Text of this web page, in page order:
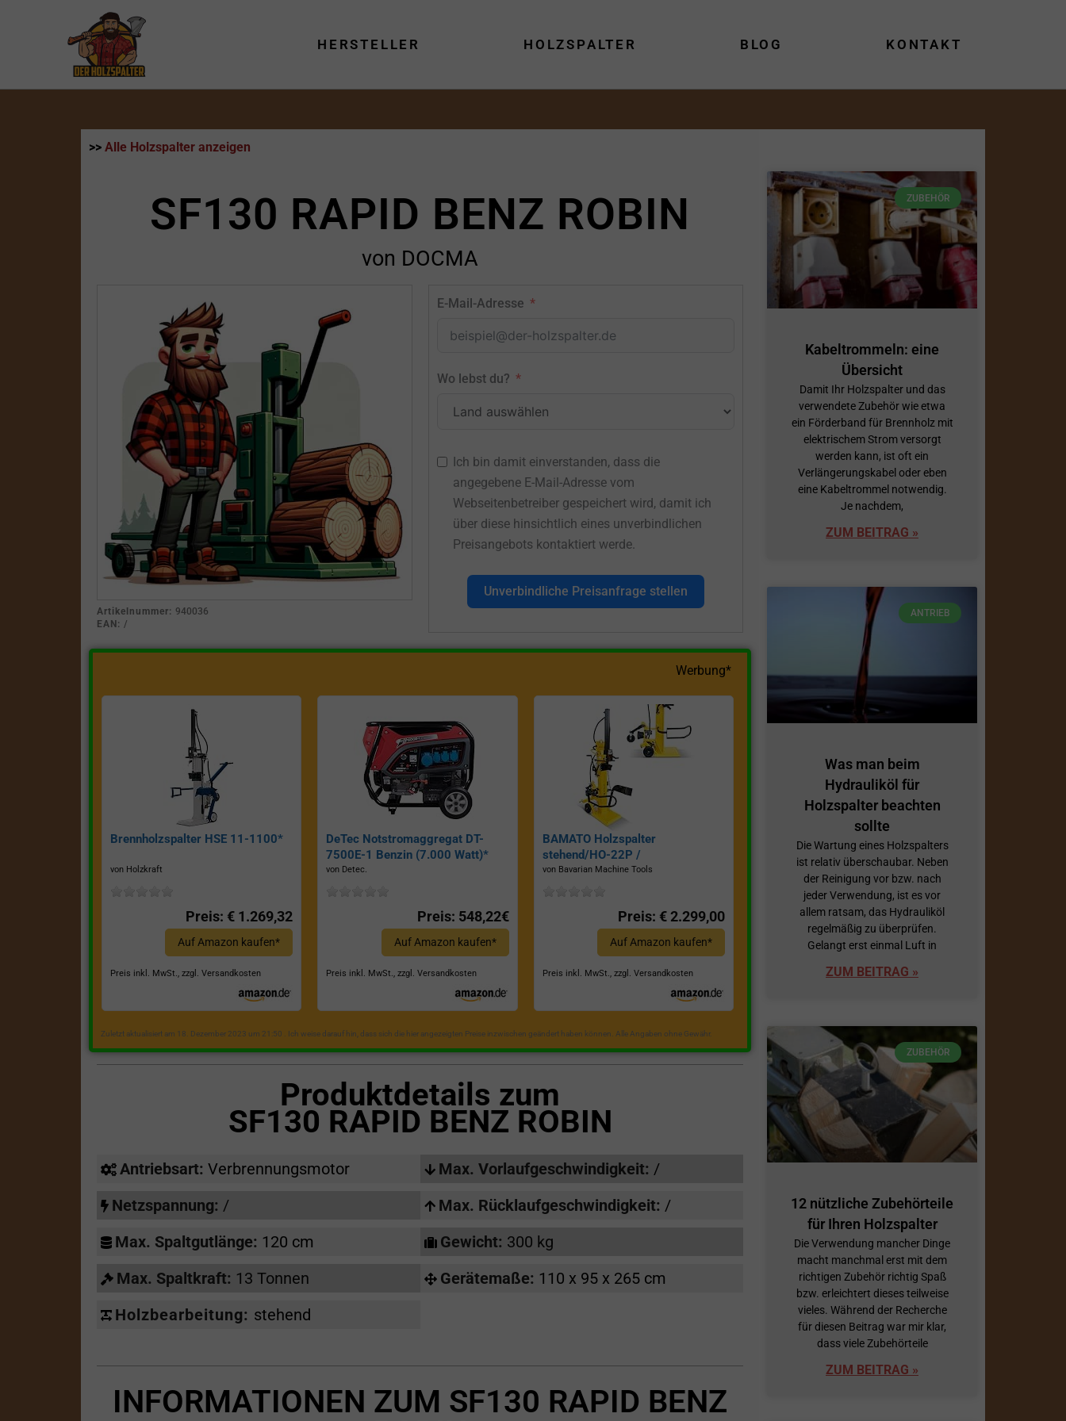
HERSTELLER HOLZSPALTER BLOG KONTAKT
>> Alle Holzspalter anzeigen
SF130 RAPID BENZ ROBIN
von DOCMA
Artikelnummer: 940036
EAN: /
E-Mail-Adresse
Wo lebst du?
Ich bin damit einverstanden, dass die
angegebene E-Mail-Adresse vom
Webseitenbetreiber gespeichert wird, damit ich
über diese hinsichtlich eines unverbindlichen
Preisangebots kontaktiert werde.
Unverbindliche Preisanfrage stellen
Werbung*
Brennholzspalter HSE 11-1100*
von Holzkraft
Preis: € 1.269,32
Auf Amazon kaufen*
Preis inkl. MwSt., zzgl. Versandkosten
DeTec Notstromaggregat DT-
7500E-1 Benzin (7.000 Watt)*
von Detec.
Preis: 548,22€
Auf Amazon kaufen*
Preis inkl. MwSt., zzgl. Versandkosten
BAMATO Holzspalter
stehend/HO-22P /
Zapfwellenantrieb, Inkl.
von Bavarian Machine Tools
Preis: € 2.299,00
Auf Amazon kaufen*
Preis inkl. MwSt., zzgl. Versandkosten
Zuletzt aktualisiert am 18. Dezember 2023 um 21:50 . Ich weise darauf hin, dass sich die hier angezeigten Preise inzwischen geändert haben können. Alle Angaben ohne Gewähr.
Produktdetails zum
SF130 RAPID BENZ ROBIN
Antriebsart: Verbrennungsmotor
Netzspannung: /
Max. Spaltgutlänge: 120 cm
Max. Spaltkraft: 13 Tonnen
Holzbearbeitung: stehend
Max. Vorlaufgeschwindigkeit: /
Max. Rücklaufgeschwindigkeit: /
Gewicht: 300 kg
Gerätemaße: 110 x 95 x 265 cm
INFORMATIONEN ZUM SF130 RAPID BENZ
ZUBEHÖR
Kabeltrommeln: eine
Übersicht
Damit Ihr Holzspalter und das
verwendete Zubehör wie etwa
ein Förderband für Brennholz mit
elektrischem Strom versorgt
werden kann, ist oft ein
Verlängerungskabel oder eben
eine Kabeltrommel notwendig.
Je nachdem,
ZUM BEITRAG »
ANTRIEB
Was man beim
Hydrauliköl für
Holzspalter beachten
sollte
Die Wartung eines Holzspalters
ist relativ überschaubar. Neben
der Reinigung vor bzw. nach
jeder Verwendung, ist es vor
allem ratsam, das Hydrauliköl
regelmäßig zu überprüfen.
Gelangt erst einmal Luft in
ZUM BEITRAG »
ZUBEHÖR
12 nützliche Zubehörteile
für Ihren Holzspalter
Die Verwendung mancher Dinge
macht manchmal erst mit dem
richtigen Zubehör richtig Spaß
bzw. erleichtert dieses teilweise
vieles. Während der Recherche
für diesen Beitrag war mir klar,
dass viele Zubehörteile
ZUM BEITRAG »